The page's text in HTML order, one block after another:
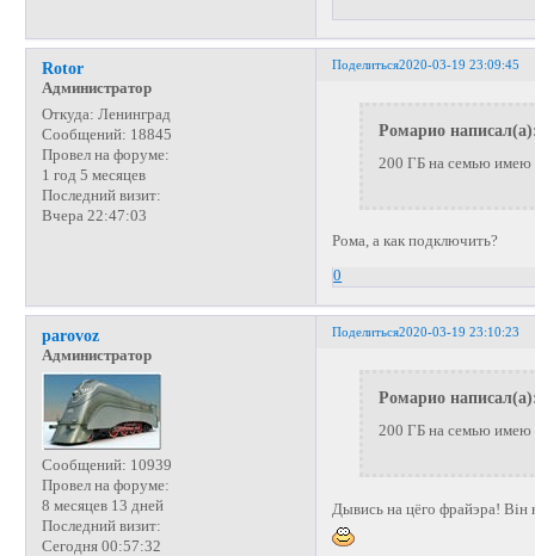
Поделиться2020-03-19 23:09:45
Rotor
Администратор
Откуда: Ленинград
Сообщений: 18845
Провел на форуме:
1 год 5 месяцев
Последний визит:
Вчера 22:47:03
Ромарио
200 ГБ на семью имею
Рома, а как подключить?
0
Поделиться2020-03-19 23:10:23
parovoz
Администратор
Сообщений: 10939
Провел на форуме:
8 месяцев 13 дней
Последний визит:
Сегодня 00:57:32
Ромарио
200 ГБ на семью имею
Дывись на цёго фрайэра! Вiн